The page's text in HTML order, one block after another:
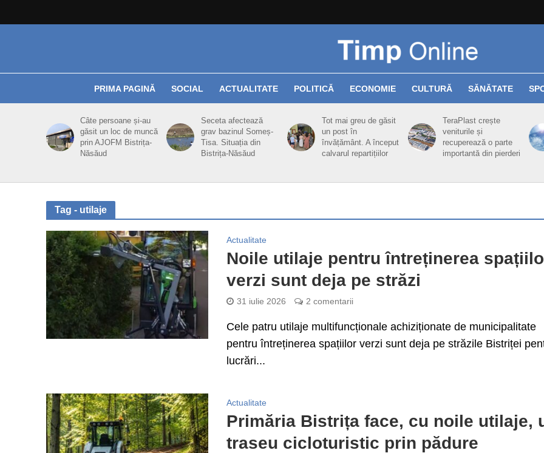
PRIMA PAGINĂ SOCIAL ACTUALITATE POLITICĂ ECONOMIE CULTURĂ SĂNĂTATE
Câte persoane și-au
găsit un loc de muncă
prin AJOFM Bistrița-
Năsăud
Seceta afectează
grav bazinul Someș-
Tisa. Situația din
Bistrița-Năsăud
Tot mai greu de găsit
un post în
învățământ. A început
calvarul repartițiilor
TeraPlast crește
veniturile și
recuperează o parte
importantă din pierderi
Tag - utilaje
Actualitate
Noile utilaje pentru întreținerea
verzi sunt deja pe străzi
31 iulie 2026 2 comentarii
Cele patru utilaje multifuncționale achiziționate de municipalitate
pentru întreținerea spațiilor verzi sunt deja pe străzile Bistriței
lucrări...
Actualitate
Primăria Bistrița face, cu noile utilaje,
traseu cicloturistic prin pădure